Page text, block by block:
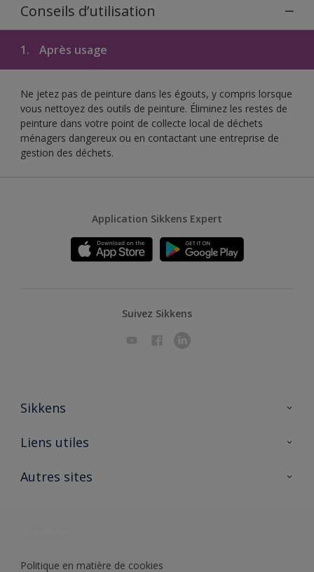
Conseils d’utilisation
1. Après usage
Ne jetez pas de peinture dans les égouts, y compris lorsque
vous nettoyez des outils de peinture. Éliminez les restes de
peinture dans votre point de collecte local de déchets
ménagers dangereux ou en contactant une entreprise de
gestion des déchets.
Application Sikkens Expert
Suivez Sikkens
Sikkens
A propos de Sikkens
Liens utiles
Ouvrir un magasin PASS
Autres sites
Politique en matière de cookies